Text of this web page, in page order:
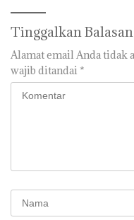
Tinggalkan Balasan
Alamat email Anda tidak
wajib ditandai *